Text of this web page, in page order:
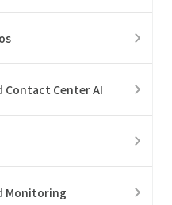
Contact Center AI
Monitoring